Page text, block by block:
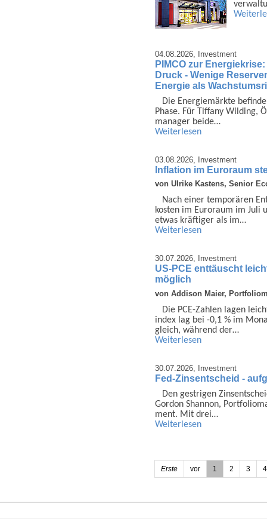
04.08.2026, Investment
PIMCO zur
Druck - Wenige
Energie als
Die Energie­märkte
Phase. Für Tiffany Wilding,
manager beide…
Weiterlesen
03.08.2026, Investment
Inflation im Euroraum
von Ulrike Kastens, Senior
Nach einer tempo­rären
kosten im Euror­aum im Juli
etwas kräftiger als im…
Weiterlesen
30.07.2026, Investment
US-PCE enttäuscht
möglich
von Addison Maier,
Die PCE-Zahlen lagen
index lag bei -0,1 % im
gleich, während der…
Weiterlesen
30.07.2026, Investment
Fed-Zinsentscheid -
Den gestrigen
Gordon Shannon,
ment. Mit drei…
Weiterlesen
Erste vor 1 2 3 4